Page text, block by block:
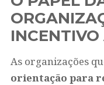
As organizações
orientação para